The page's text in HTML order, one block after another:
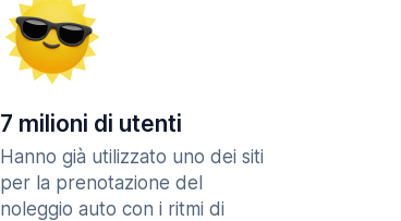
7 milioni di utenti
Hanno già utilizzato uno dei siti
per la prenotazione del
noleggio auto con i ritmi di